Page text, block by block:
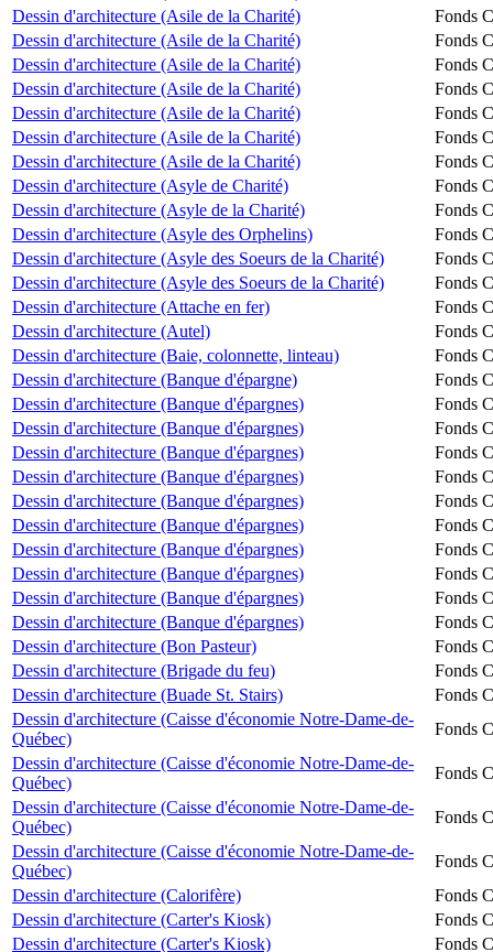
Dessin d'architecture (Asile de la Charité)
Fonds
Dessin d'architecture (Asile de la Charité)
Fonds
Dessin d'architecture (Asile de la Charité)
Fonds
Dessin d'architecture (Asile de la Charité)
Fonds
Dessin d'architecture (Asile de la Charité)
Fonds
Dessin d'architecture (Asile de la Charité)
Fonds
Dessin d'architecture (Asile de la Charité)
Fonds
Dessin d'architecture (Asyle de Charité)
Fonds
Dessin d'architecture (Asyle de la Charité)
Fonds
Dessin d'architecture (Asyle des Orphelins)
Fonds
Dessin d'architecture (Asyle des Soeurs de la Charité)
Fonds
Dessin d'architecture (Asyle des Soeurs de la Charité)
Fonds
Dessin d'architecture (Attache en fer)
Fonds
Dessin d'architecture (Autel)
Fonds
Dessin d'architecture (Baie, colonnette, linteau)
Fonds
Dessin d'architecture (Banque d'épargne)
Fonds
Dessin d'architecture (Banque d'épargnes)
Fonds
Dessin d'architecture (Banque d'épargnes)
Fonds
Dessin d'architecture (Banque d'épargnes)
Fonds
Dessin d'architecture (Banque d'épargnes)
Fonds
Dessin d'architecture (Banque d'épargnes)
Fonds
Dessin d'architecture (Banque d'épargnes)
Fonds
Dessin d'architecture (Banque d'épargnes)
Fonds
Dessin d'architecture (Banque d'épargnes)
Fonds
Dessin d'architecture (Banque d'épargnes)
Fonds
Dessin d'architecture (Banque d'épargnes)
Fonds
Dessin d'architecture (Bon Pasteur)
Fonds
Dessin d'architecture (Brigade du feu)
Fonds
Dessin d'architecture (Buade St. Stairs)
Fonds
Dessin d'architecture (Caisse d'économie Notre-Dame-de-
Québec)
Fonds
Dessin d'architecture (Caisse d'économie Notre-Dame-de-
Québec)
Fonds
Dessin d'architecture (Caisse d'économie Notre-Dame-de-
Québec)
Fonds
Dessin d'architecture (Caisse d'économie Notre-Dame-de-
Québec)
Fonds
Dessin d'architecture (Calorifère)
Fonds
Dessin d'architecture (Carter's Kiosk)
Fonds
Dessin d'architecture (Carter's Kiosk)
Fonds